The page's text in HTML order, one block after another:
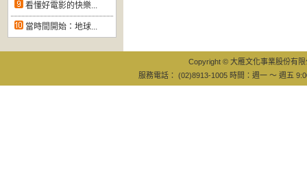
看懂好電影的快樂...
當時間開始：地球...
Copyright © 大雁文化事業股份有
服務電話： (02)8913-1005 時間：週一 ～ 週五